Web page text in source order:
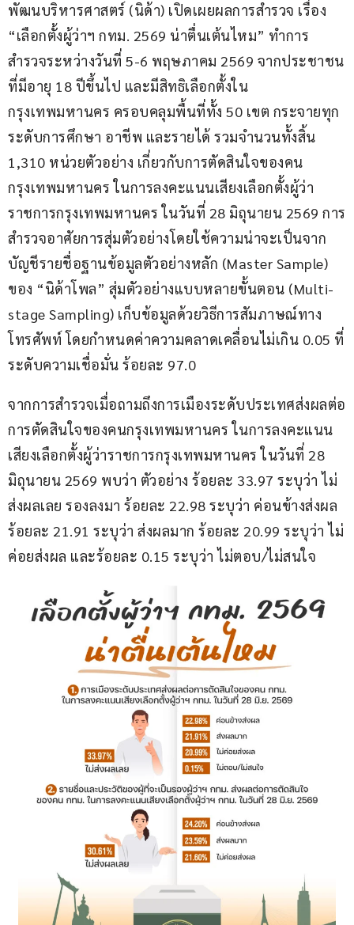
พัฒนบริหารศาสตร์ (นิด้า) เปิดเผยผลการสำรวจ เรื่อง
“เลือกตั้งผู้ว่าฯ กทม. 2569 น่าตื่นเต้นไหม” ทำการ
สำรวจระหว่างวันที่ 5-6 พฤษภาคม 2569 จากประชาชน
ที่มีอายุ 18 ปีขึ้นไป และมีสิทธิเลือกตั้งใน
กรุงเทพมหานคร ครอบคลุมพื้นที่ทั้ง 50 เขต กระจายทุก
ระดับการศึกษา อาชีพ และรายได้ รวมจำนวนทั้งสิ้น
1,310 หน่วยตัวอย่าง เกี่ยวกับการตัดสินใจของคน
กรุงเทพมหานคร ในการลงคะแนนเสียงเลือกตั้งผู้ว่า
ราชการกรุงเทพมหานคร ในวันที่ 28 มิถุนายน 2569 การ
สำรวจอาศัยการสุ่มตัวอย่างโดยใช้ความน่าจะเป็นจาก
บัญชีรายชื่อฐานข้อมูลตัวอย่างหลัก (Master Sample)
ของ “นิด้าโพล” สุ่มตัวอย่างแบบหลายขั้นตอน (Multi-
stage Sampling) เก็บข้อมูลด้วยวิธีการสัมภาษณ์ทาง
โทรศัพท์ โดยกำหนดค่าความคลาดเคลื่อนไม่เกิน 0.05 ที่
ระดับความเชื่อมั่น ร้อยละ 97.0
จากการสำรวจเมื่อถามถึงการเมืองระดับประเทศส่งผลต่อ
การตัดสินใจของคนกรุงเทพมหานคร ในการลงคะแนน
เสียงเลือกตั้งผู้ว่าราชการกรุงเทพมหานคร ในวันที่ 28
มิถุนายน 2569 พบว่า ตัวอย่าง ร้อยละ 33.97 ระบุว่า ไม่
ส่งผลเลย รองลงมา ร้อยละ 22.98 ระบุว่า ค่อนข้างส่งผล
ร้อยละ 21.91 ระบุว่า ส่งผลมาก ร้อยละ 20.99 ระบุว่า ไม่
ค่อยส่งผล และร้อยละ 0.15 ระบุว่า ไม่ตอบ/ไม่สนใจ